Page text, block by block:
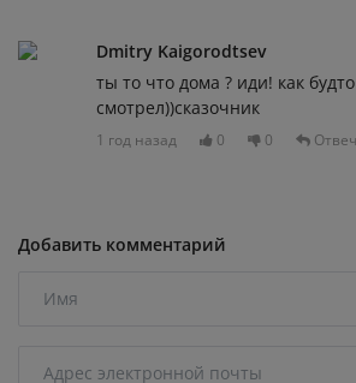
Dmitry Kaigorodtsev
ты то что дома ? иди! как
смотрел))сказочник
1 год назад 0 0
Добавить комментарий